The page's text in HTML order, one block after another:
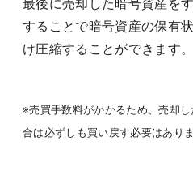
することで暗号資産の保有
け圧縮することができます。
※売買手数料がかかるため、売却
合は必ずしも買い戻す必要はありま